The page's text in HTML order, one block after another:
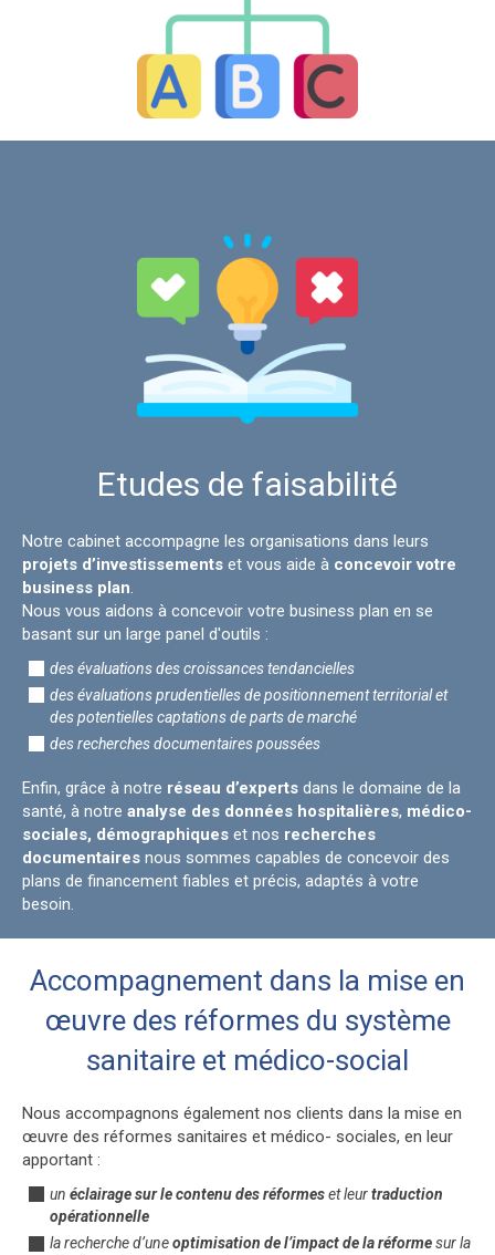
Etudes de faisabilité
Notre cabinet accompagne les organisations dans leurs
projets d’investissements et vous aide à concevoir votre
business plan
Nous vous aidons à concevoir votre business plan en se
basant sur un large panel d'outils :
des évaluations des croissances tendancielles
des évaluations prudentielles de positionnement territorial et
des potentielles captations de parts de marché
des recherches documentaires poussées
Enfin, grâce à notre réseau d’experts dans le domaine de la
santé, à notre analyse des données hospitalières, médico-
sociales, démographiques et nos recherches
documentaires nous sommes capables de concevoir des
plans de financement fiables et précis, adaptés à votre
besoin.
Accompagnement dans la mise en
œuvre des réformes du système
sanitaire et médico-social
Nous accompagnons également nos clients dans la mise en
œuvre des réformes sanitaires et médico- sociales, en leur
apportant :
unéclairage sur le contenu des réformeset leurtraduction
opérationnelle
la recherche d’uneoptimisation de l’impact de la réformesur la